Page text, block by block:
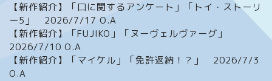
【新作紹介】「口に関するアンケート」「トイ・ストーリ
ー5」 2026/7/17 O.A
【新作紹介】「FUJIKO」「ヌーヴェルヴァーグ」
2026/7/10 O.A
【新作紹介】「マイケル」「免許返納！？」 2026/7/3
O.A